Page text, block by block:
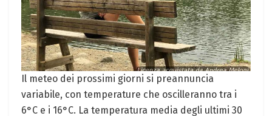
Il meteo dei prossimi giorni si ⁣preannuncia
variabile, con temperature che ⁣oscilleranno⁢ tra i
6°C e i 16°C. La temperatura media degli ultimi 30